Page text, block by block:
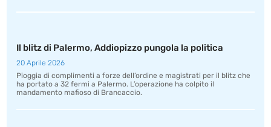
Il blitz di Palermo, Addiopizzo pungola la politica
20 Aprile 2026
Pioggia di complimenti a forze dell’ordine e magistrati per il blitz che
ha portato a 32 fermi a Palermo. L’operazione ha colpito il
mandamento mafioso di Brancaccio.